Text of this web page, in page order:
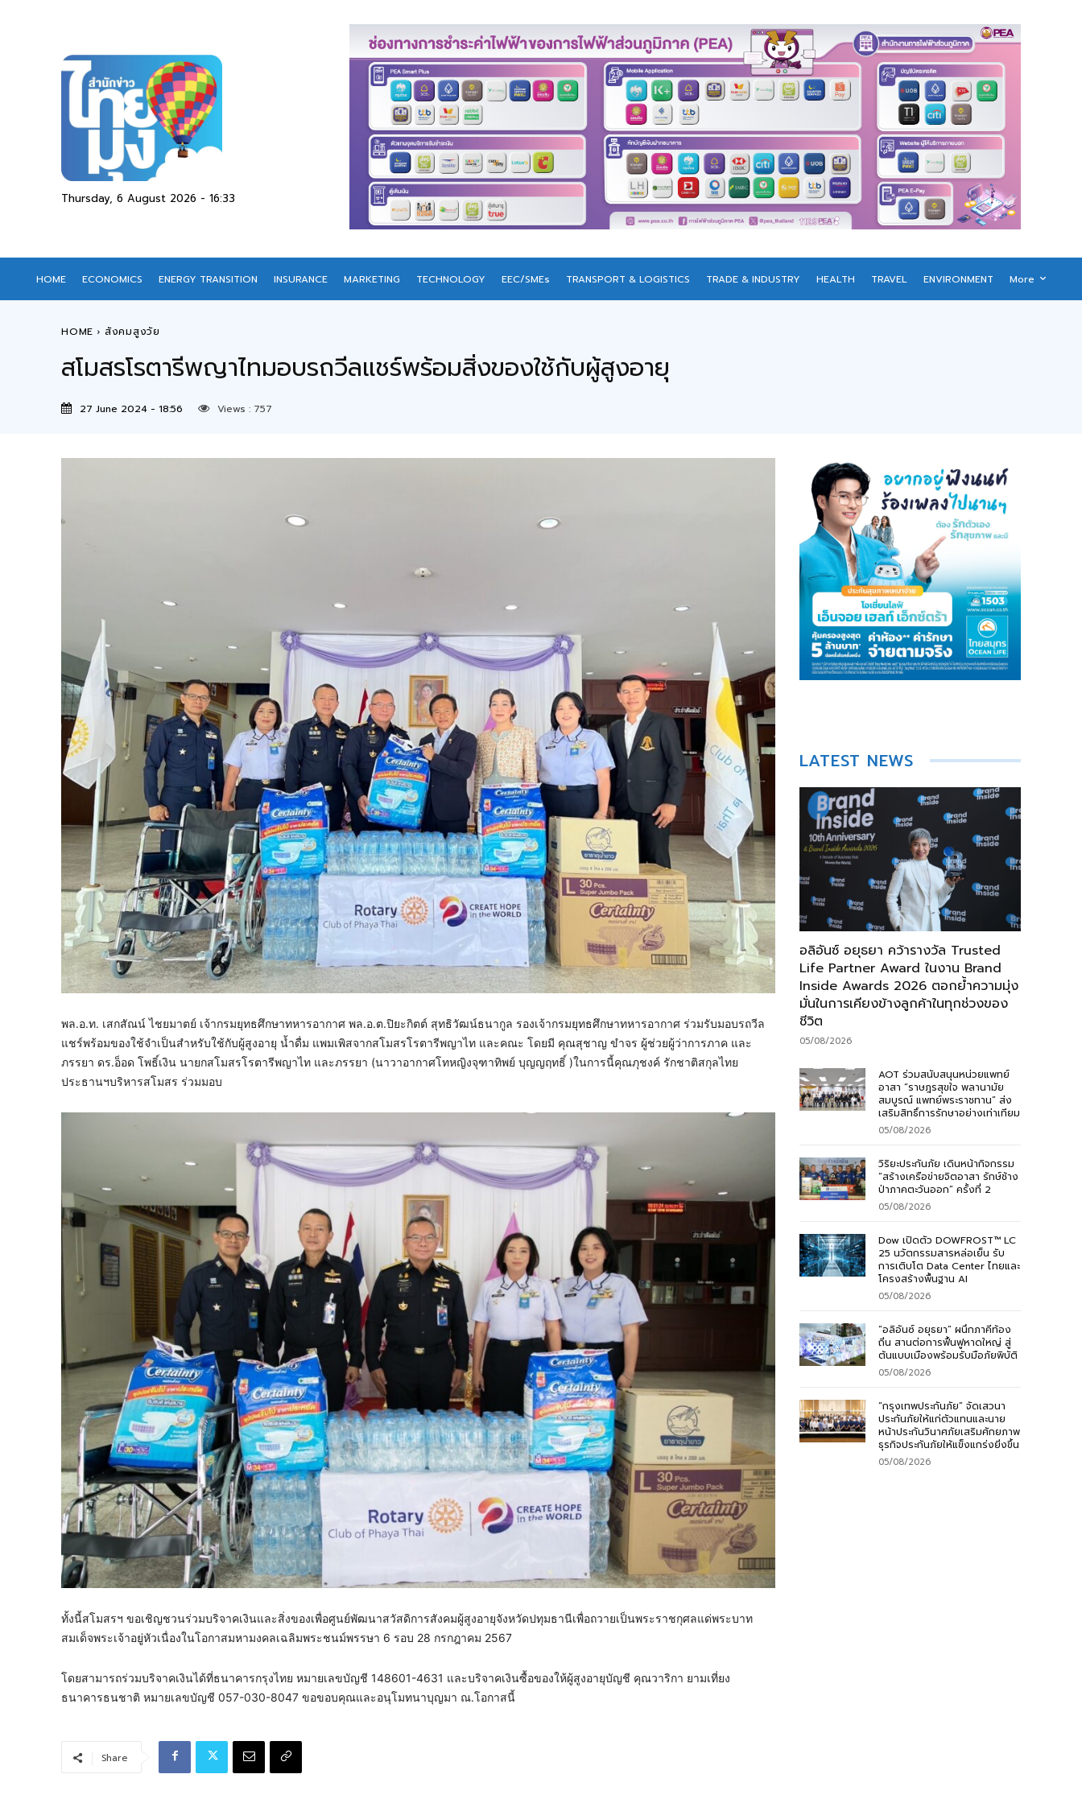
Thursday, 6 August 2026 - 16:33
HOME ECONOMICS ENERGY TRANSITION INSURANCE MARKETING TECHNOLOGY EEC/SMEs TRANSPORT & LOGISTICS TRADE & INDUSTRY HEALTH TRAVEL ENVIRONMENT More
HOME สังคมสูงวัย
สโมสรโรตารีพญาไทมอบรถวีลแชร์พร้อมสิ่งของใช้กับผู้สูงอายุ
27 June 2024 - 18:56 Views : 757
พล.อ.ท. เสกสัณน์ ไชยมาตย์ เจ้ากรมยุทธศึกษาทหารอากาศ พล.อ.ต.ปิยะกิตต์ สุทธิวัฒน์ธนากูล รองเจ้ากรมยุทธศึกษาทหารอากาศ ร่วมรับมอบรถวีล
แชร์พร้อมของใช้จำเป็นสำหรับใช้กับผู้สูงอายุ น้ำดื่ม แพมเพิสจากสโมสรโรตารีพญาไท และคณะ โดยมี คุณสุชาญ ขำจร ผู้ช่วยผู้ว่าการภาค และ
ภรรยา ดร.อ็อด โพธิ์เงิน นายกสโมสรโรตารีพญาไท และภรรยา (นาวาอากาศโทหญิงจุฑาทิพย์ บุญญฤทธิ์ )ในการนี้คุณภุชงค์ รักชาติสกุลไทย
ประธานฯบริหารสโมสร ร่วมมอบ
ทั้งนี้สโมสรฯ ขอเชิญชวนร่วมบริจาคเงินและสิ่งของเพื่อศูนย์พัฒนาสวัสดิการสังคมผู้สูงอายุจังหวัดปทุมธานีเพื่อถวายเป็นพระราชกุศลแด่พระบาท
สมเด็จพระเจ้าอยู่หัวเนื่องในโอกาสมหามงคลเฉลิมพระชนม์พรรษา 6 รอบ 28 กรกฎาคม 2567
โดยสามารถร่วมบริจาคเงินได้ที่ธนาคารกรุงไทย หมายเลขบัญชี 148601-4631 และบริจาคเงินซื้อของให้ผู้สูงอายุบัญชี คุณวาริกา ยามเที่ยง
ธนาคารธนชาติ หมายเลขบัญชี 057-030-8047 ขอขอบคุณและอนุโมทนาบุญมา ณ.โอกาสนี้
Share
LATEST NEWS
อลิอันซ์ อยุธยา คว้ารางวัล Trusted
Life Partner Award ในงาน Brand
Inside Awards 2026 ตอกย้ำความมุ่ง
มั่นในการเคียงข้างลูกค้าในทุกช่วงของ
ชีวิต
05/08/2026
AOT ร่วมสนับสนุนหน่วยแพทย์
อาสา “ราษฎรสุขใจ พลานามัย
สมบูรณ์ แพทย์พระราชทาน” ส่ง
เสริมสิทธิ์การรักษาอย่างเท่าเทียม
05/08/2026
วิริยะประกันภัย เดินหน้ากิจกรรม
“สร้างเครือข่ายจิตอาสา รักษ์ช้าง
ป่าภาคตะวันออก” ครั้งที่ 2
05/08/2026
Dow เปิดตัว DOWFROST™ LC
25 นวัตกรรมสารหล่อเย็น รับ
การเติบโต Data Center ไทยและ
โครงสร้างพื้นฐาน AI
05/08/2026
“อลิอันซ์ อยุธยา” ผนึกภาคีท้อง
ถิ่น สานต่อการฟื้นฟูหาดใหญ่ สู่
ต้นแบบเมืองพร้อมรับมือภัยพิบัติ
05/08/2026
“กรุงเทพประกันภัย” จัดเสวนา
ประกันภัยให้แก่ตัวแทนและนาย
หน้าประกันวินาศภัยเสริมศักยภาพ
ธุรกิจประกันภัยให้แข็งแกร่งยิ่งขึ้น
05/08/2026